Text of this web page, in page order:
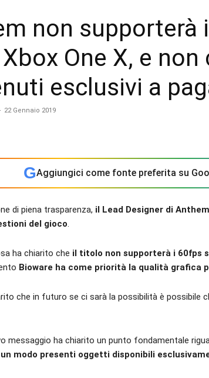
non supporterà
One X, e non
esclusivi a
22 Gennaio 2019
GAggiungici come fonte preferita su
di piena trasparenza, il Lead Designer di
del gioco.
ha chiarito che il titolo non supporterà i 60fps
Bioware ha come priorità la qualità grafica
che in futuro se ci sarà la possibilità è possibile
messaggio ha chiarito un punto fondamentale
modo presenti oggetti disponibili